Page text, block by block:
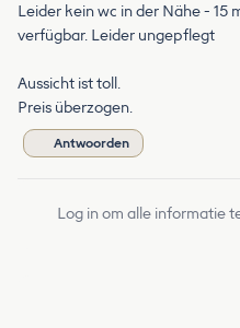
Leider kein wc in der Nähe - 15
verfügbar. Leider ungepflegt
Aussicht ist toll.
Preis überzogen.
Antwoorden
Log in om alle informatie